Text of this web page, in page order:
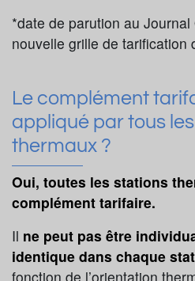
*date de parution au
nouvelle grille de tarification
Le complément
appliqué par tous
thermaux ?
Oui, toutes les stations
complément tarifaire.
Il ne peut pas être
identique dans chaque
fonction de l’orientation